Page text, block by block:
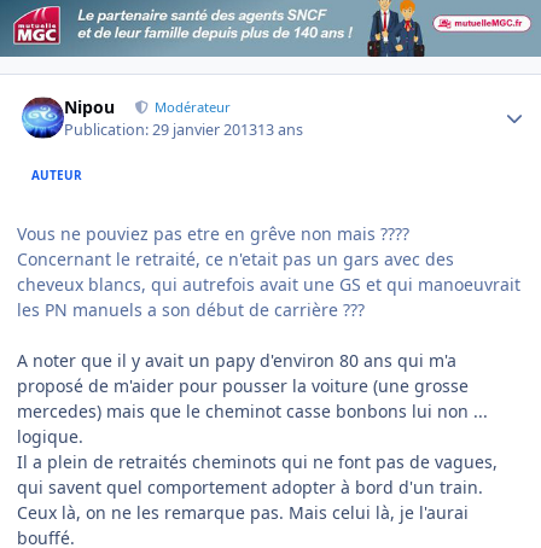
Nipou Modérateur
Publication:29 janvier 201313 ans
AUTEUR
Vous ne pouviez pas etre en grêve non mais ????
Concernant le retraité, ce n'etait pas un gars avec des
cheveux blancs, qui autrefois avait une GS et qui manoeuvrait
les PN manuels a son début de carrière ???
A noter que il y avait un papy d'environ 80 ans qui m'a
proposé de m'aider pour pousser la voiture (une grosse
mercedes) mais que le cheminot casse bonbons lui non ...
logique.
Il a plein de retraités cheminots qui ne font pas de vagues,
qui savent quel comportement adopter à bord d'un train.
Ceux là, on ne les remarque pas. Mais celui là, je l'aurai
bouffé.